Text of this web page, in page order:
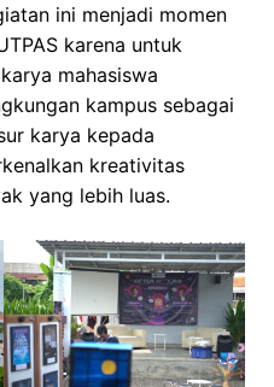
ini menjadi momen
karena untuk
mahasiswa
kampus sebagai
karya kepada
kreativitas
yang lebih luas.